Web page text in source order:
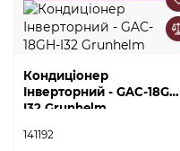
Кондиціонер
Інверторний - GAC-18GH-
I32 Grunhelm
141192